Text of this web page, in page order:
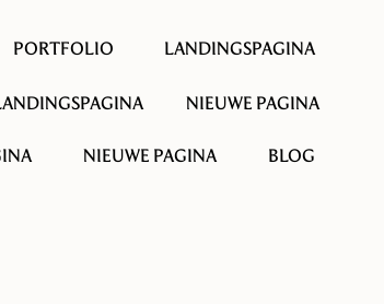
PORTFOLIO LANDINGSPAGINA
NIEUWE PAGINA
NIEUWE PAGINA BLOG